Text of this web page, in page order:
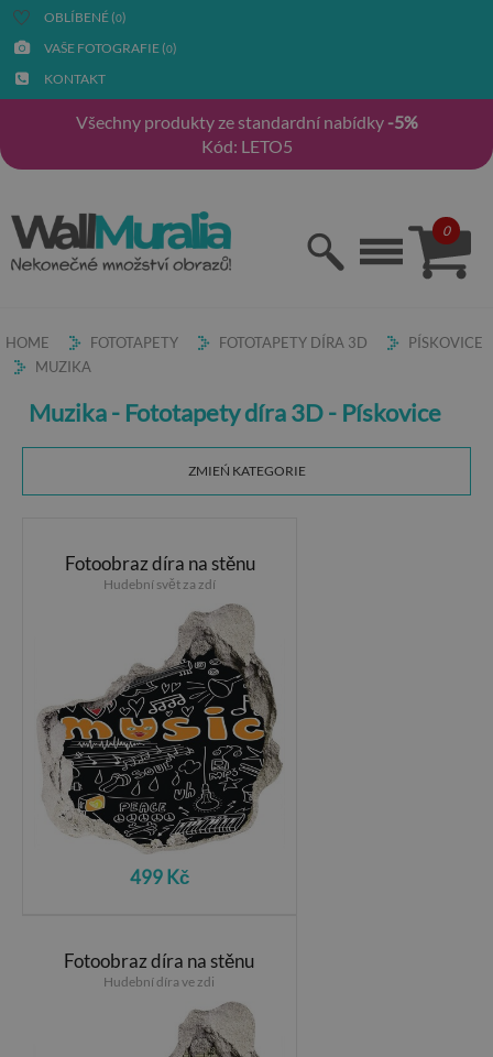
OBLÍBENÉ (0)
VAŠE FOTOGRAFIE (0)
KONTAKT
Všechny produkty ze standardní nabídky -5%
Kód: LETO5
0
HOME FOTOTAPETY FOTOTAPETY DÍRA 3D
PÍSKOVICE
MUZIKA
Muzika - Fototapety díra 3D - Pískovice
ZMIEŃ KATEGORIE
Fotoobraz díra na stěnu
Hudební svět za zdí
499 Kč
Fotoobraz díra na stěnu
Hudební díra ve zdi